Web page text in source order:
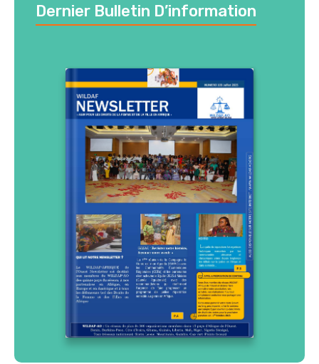
Dernier Bulletin D’information